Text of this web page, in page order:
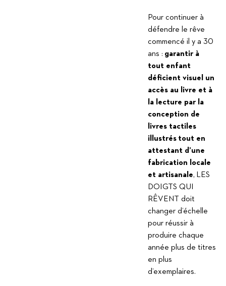
Pour continuer à
défendre le rêve
commencé il y a 30
ans : garantir à
tout enfant
déficient visuel un
accès au livre et à
la lecture par la
conception de
livres tactiles
illustrés tout en
attestant d’une
fabrication locale
et artisanale, LES
DOIGTS QUI
RÊVENT doit
changer d’échelle
pour réussir à
produire chaque
année plus de titres
en plus
d’exemplaires.